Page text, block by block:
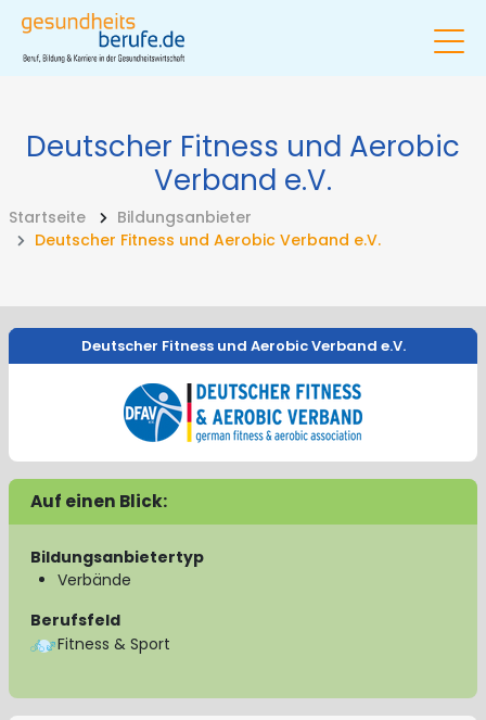
Deutscher Fitness und Aerobic
Verband e.V.
Startseite
Bildungsanbieter
Deutscher Fitness und Aerobic Verband e.V.
Deutscher Fitness und Aerobic Verband e.V.
Auf einen Blick:
Bildungsanbietertyp
Verbände
Berufsfeld
Fitness & Sport